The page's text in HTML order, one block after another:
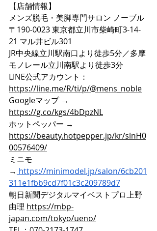
【店舗情報】
メンズ脱毛・美脚専門サロン ノーブル
〒190-0023 東京都立川市柴崎町3-14-
21 マル井ビル301
JR中央線立川駅南口より徒歩5分／多摩
モノレール立川南駅より徒歩3分
LINE公式アカウント：
https://line.me/R/ti/p/@mens_noble
Googleマップ →
https://g.co/kgs/4bDpzNL
ホットペッパー →
https://beauty.hotpepper.jp/kr/slnH0
00576409/
ミニモ
→ https://minimodel.jp/salon/6cb201
311e1fbb9cd7f01c3c209789d7
朝日新聞デジタルマイベストプロ上野
由理 https://mbp-
japan.com/tokyo/ueno/